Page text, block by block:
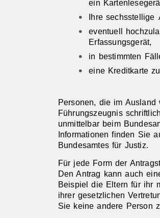
ein
Ihre sechsstellige
eventuell
Erfassungsgerät,
in bestimmten
eine Kreditkarte
Personen, die im Ausland
Führungszeugnis
unmittelbar beim
Informationen finden Sie
Bundesamtes für Justiz.
Für jede Form der
Den Antrag kann auch
Beispiel die Eltern für ihr
ihrer gesetzlichen
Sie keine andere Person